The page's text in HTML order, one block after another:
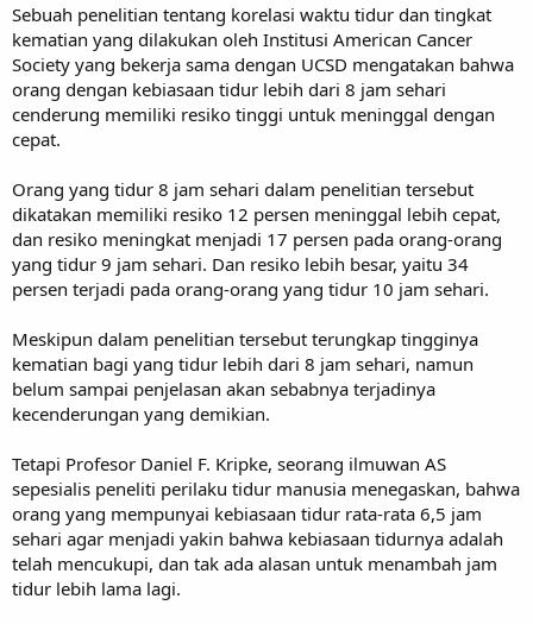
Sebuah penelitian tentang korelasi waktu tidur dan tingkat
kematian yang dilakukan oleh Institusi American Cancer
Society yang bekerja sama dengan UCSD mengatakan bahwa
orang dengan kebiasaan tidur lebih dari 8 jam sehari
cenderung memiliki resiko tinggi untuk meninggal dengan
cepat.
Orang yang tidur 8 jam sehari dalam penelitian tersebut
dikatakan memiliki resiko 12 persen meninggal lebih cepat,
dan resiko meningkat menjadi 17 persen pada orang-orang
yang tidur 9 jam sehari. Dan resiko lebih besar, yaitu 34
persen terjadi pada orang-orang yang tidur 10 jam sehari.
Meskipun dalam penelitian tersebut terungkap tingginya
kematian bagi yang tidur lebih dari 8 jam sehari, namun
belum sampai penjelasan akan sebabnya terjadinya
kecenderungan yang demikian.
Tetapi Profesor Daniel F. Kripke, seorang ilmuwan AS
sepesialis peneliti perilaku tidur manusia menegaskan, bahwa
orang yang mempunyai kebiasaan tidur rata-rata 6,5 jam
sehari agar menjadi yakin bahwa kebiasaan tidurnya adalah
telah mencukupi, dan tak ada alasan untuk menambah jam
tidur lebih lama lagi.